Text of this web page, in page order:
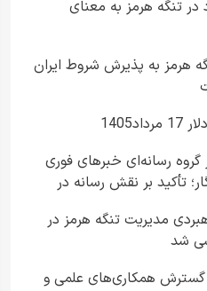
تنگه هرمز به معنای
هرمز به پذیرش شروط ایران
گروه رسانه‌ای خبرهای فوری
تأکید بر نقش رسانه در
مدیریت تنگه هرمز در
شد
همکاری‌های علمی و